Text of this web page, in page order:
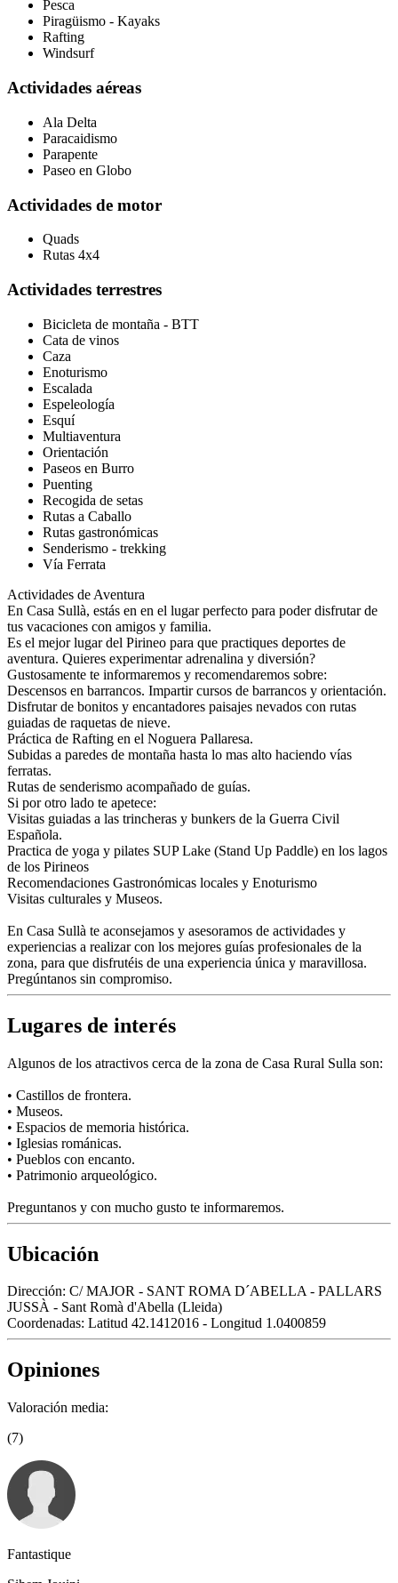
Pesca
Piragüismo - Kayaks
Rafting
Windsurf
Actividades aéreas
Ala Delta
Paracaidismo
Parapente
Paseo en Globo
Actividades de motor
Quads
Rutas 4x4
Actividades terrestres
Bicicleta de montaña - BTT
Cata de vinos
Caza
Enoturismo
Escalada
Espeleología
Esquí
Multiaventura
Orientación
Paseos en Burro
Puenting
Recogida de setas
Rutas a Caballo
Rutas gastronómicas
Senderismo - trekking
Vía Ferrata
Actividades de Aventura
En Casa Sullà, estás en en el lugar perfecto para poder disfrutar de
tus vacaciones con amigos y familia.
Es el mejor lugar del Pirineo para que practiques deportes de
aventura. Quieres experimentar adrenalina y diversión?
Gustosamente te informaremos y recomendaremos sobre:
Descensos en barrancos. Impartir cursos de barrancos y orientación.
Disfrutar de bonitos y encantadores paisajes nevados con rutas
guiadas de raquetas de nieve.
Práctica de Rafting en el Noguera Pallaresa.
Subidas a paredes de montaña hasta lo mas alto haciendo vías
ferratas.
Rutas de senderismo acompañado de guías.
Si por otro lado te apetece:
Visitas guiadas a las trincheras y bunkers de la Guerra Civil
Española.
Practica de yoga y pilates SUP Lake (Stand Up Paddle) en los lagos
de los Pirineos
Recomendaciones Gastronómicas locales y Enoturismo
Visitas culturales y Museos.
En Casa Sullà te aconsejamos y asesoramos de actividades y
experiencias a realizar con los mejores guías profesionales de la
zona, para que disfrutéis de una experiencia única y maravillosa.
Pregúntanos sin compromiso.
Lugares de interés
Algunos de los atractivos cerca de la zona de Casa Rural Sulla son:
• Castillos de frontera.
• Museos.
• Espacios de memoria histórica.
• Iglesias románicas.
• Pueblos con encanto.
• Patrimonio arqueológico.
Preguntanos y con mucho gusto te informaremos.
Ubicación
Dirección: C/ MAJOR - SANT ROMA D´ABELLA - PALLARS
JUSSÀ - Sant Romà d'Abella (Lleida)
Coordenadas: Latitud 42.1412016 - Longitud 1.0400859
Opiniones
Valoración media:
(7)
Fantastique